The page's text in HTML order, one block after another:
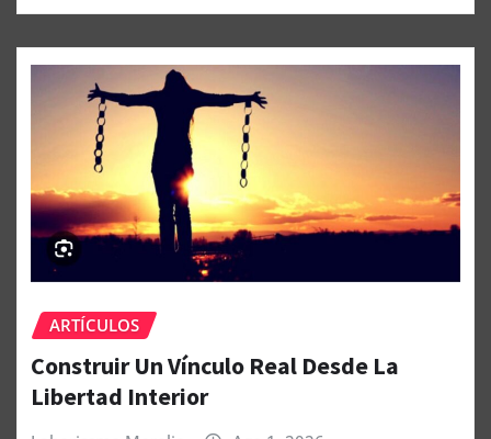
ARTÍCULOS
Construir Un Vínculo Real Desde La
Libertad Interior